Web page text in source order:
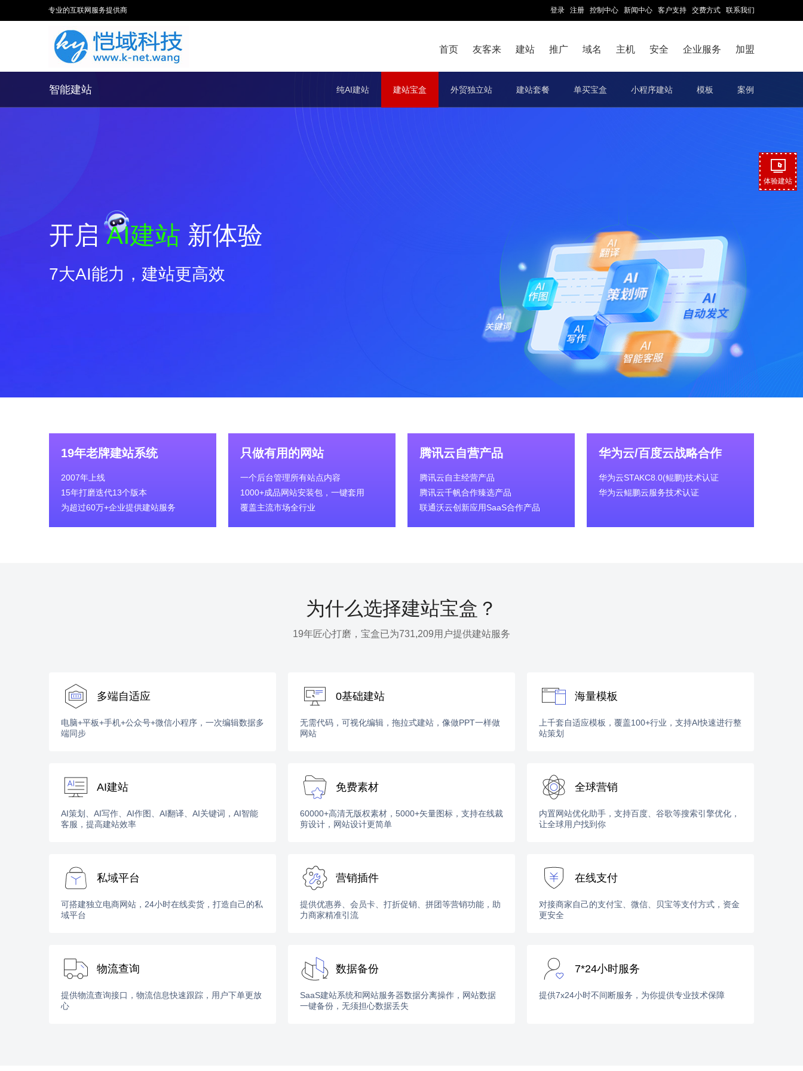
专业的互联网服务提供商 登录 注册 控制中心 新闻中心 客户支持 交费方式 联系我们
首页 友客来 建站 推广 域名 主机 安全 企业服务 加盟
智能建站 案例
模板
小程序建站
单买宝盒
建站套餐
外贸独立站
建站宝盒
纯AI建站
开启 AI建站 新体验
7大AI能力，建站更高效
19年老牌建站系统
2007年上线
15年打磨迭代13个版本
为超过60万+企业提供建站服务
只做有用的网站
一个后台管理所有站点内容
1000+成品网站安装包，一键套用
覆盖主流市场全行业
腾讯云自营产品
腾讯云自主经营产品
腾讯云千帆合作臻选产品
联通沃云创新应用SaaS合作产品
华为云/百度云战略合作
华为云STAKC8.0(鲲鹏)技术认证
华为云鲲鹏云服务技术认证
为什么选择建站宝盒？
19年匠心打磨，宝盒已为731,209用户提供建站服务
多端自适应
电脑+平板+手机+公众号+微信小程序，一次编辑数据多
端同步
0基础建站
无需代码，可视化编辑，拖拉式建站，像做PPT一样做
网站
海量模板
上千套自适应模板，覆盖100+行业，支持AI快速进行整
站策划
AI建站
AI策划、AI写作、AI作图、AI翻译、AI关键词，AI智能
客服，提高建站效率
免费素材
60000+高清无版权素材，5000+矢量图标，支持在线裁
剪设计，网站设计更简单
全球营销
内置网站优化助手，支持百度、谷歌等搜索引擎优化，
让全球用户找到你
私域平台
可搭建独立电商网站，24小时在线卖货，打造自己的私
域平台
营销插件
提供优惠券、会员卡、打折促销、拼团等营销功能，助
力商家精准引流
在线支付
对接商家自己的支付宝、微信、贝宝等支付方式，资金
更安全
物流查询
提供物流查询接口，物流信息快速跟踪，用户下单更放
心
数据备份
SaaS建站系统和网站服务器数据分离操作，网站数据
一键备份，无须担心数据丢失
7*24小时服务
提供7x24小时不间断服务，为你提供专业技术保障
体验建站